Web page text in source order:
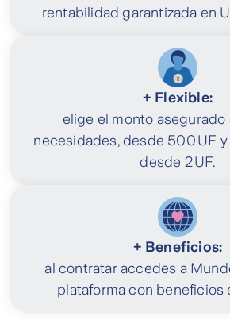
rentabilidad garantizada en
+ Flexible:
elige el monto asegurado
necesidades, desde 500 UF y
desde 2 UF.
+ Beneficios:
al contratar accedes a
plataforma con beneficios